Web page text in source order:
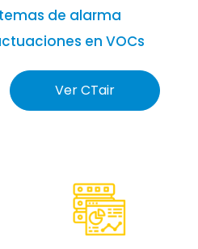
de alarma
en VOCs
Ver CTair